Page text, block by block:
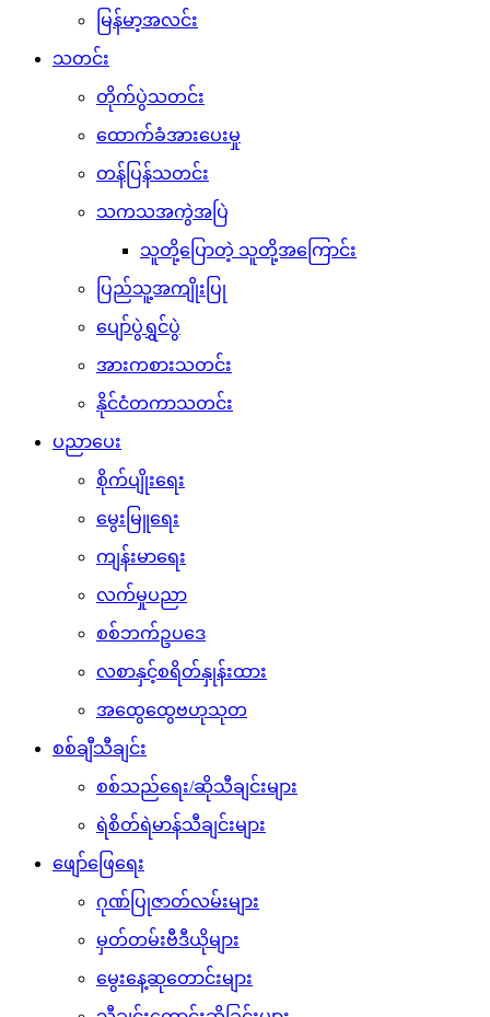
မြန်မာ့အလင်း
သတင်း
တိုက်ပွဲသတင်း
ထောက်ခံအားပေးမှု
တန်ပြန်သတင်း
သကသအကွဲအပြဲ
သူတို့ပြောတဲ့ သူတို့အကြောင်း
ပြည်သူ့အကျိုးပြု
ပျော်ပွဲရွှင်ပွဲ
အားကစားသတင်း
နိုင်ငံတကာသတင်း
ပညာပေး
စိုက်ပျိုးရေး
မွေးမြူရေး
ကျန်းမာရေး
လက်မှုပညာ
စစ်ဘက်ဥပဒေ
လစာနှင့်စရိတ်နှုန်းထား
အထွေထွေဗဟုသုတ
စစ်ချီသီချင်း
စစ်သည်ရေး/ဆိုသီချင်းများ
ရဲစိတ်ရဲမာန်သီချင်းများ
ဖျော်ဖြေရေး
ဂုဏ်ပြုဇာတ်လမ်းများ
မှတ်တမ်းဗီဒီယိုများ
မွေးနေ့ဆုတောင်းများ